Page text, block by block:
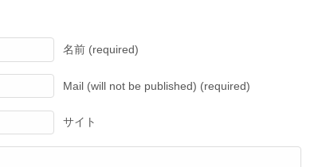
名前 (required)
Mail (will not be published) (required)
サイト